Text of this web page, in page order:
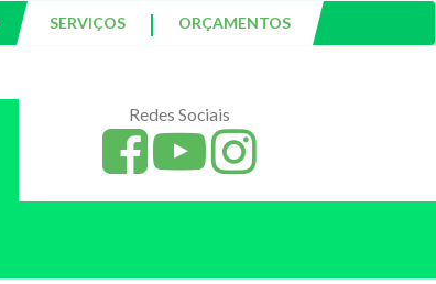
SERVIÇOS | ORÇAMENTOS
Redes Sociais